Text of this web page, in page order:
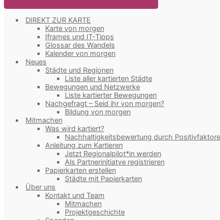
DIREKT ZUR KARTE
Karte von morgen
Iframes und IT-Tipps
Glossar des Wandels
Kalender von morgen
Neues
Städte und Regionen
Liste aller kartierten Städte
Bewegungen und Netzwerke
Liste kartierter Bewegungen
Nachgefragt – Seid ihr von morgen?
Bildung von morgen
Mitmachen
Was wird kartiert?
Nachhaltigkeitsbewertung durch
Anleitung zum Kartieren
Jetzt Regionalpilot*in werden
Als Partnerinitiatve registrieren
Papierkarten erstellen
Städte mit Papierkarten
Über uns
Kontakt und Team
Mitmachen
Projektgeschichte